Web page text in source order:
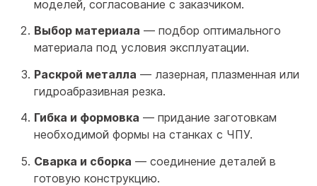
моделей, согласование с заказчиком.
Выбор материала — подбор оптимального
материала под условия эксплуатации.
Раскрой металла — лазерная, плазменная или
гидроабразивная резка.
Гибка и формовка — придание заготовкам
необходимой формы на станках с ЧПУ.
Сварка и сборка — соединение деталей в
готовую конструкцию.